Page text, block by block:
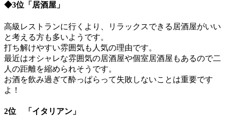
◆3位「居酒屋」
高級レストランに行くより、リラックスできる居酒屋がいい
と考える方も多いようです。
打ち解けやすい雰囲気も人気の理由です。
最近はオシャレな雰囲気の居酒屋や個室居酒屋もあるので二
人の距離を縮められそうです。
お酒を飲み過ぎて酔っぱらって失敗しないことは重要です
よ！
2位 「イタリアン」